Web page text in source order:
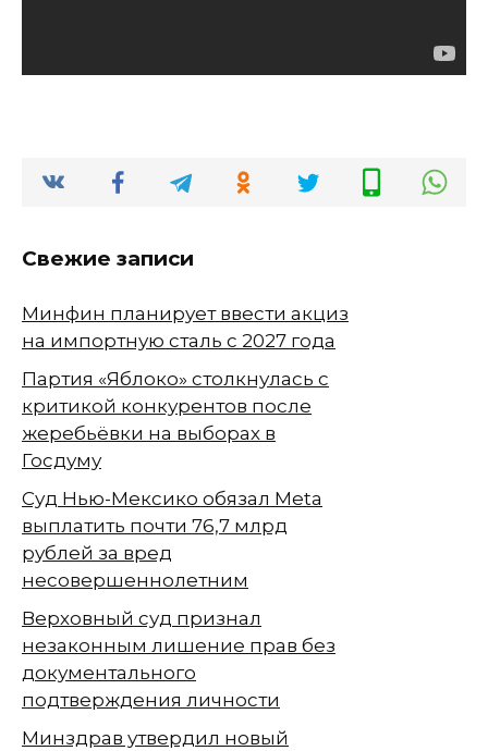
Свежие записи
Минфин планирует ввести акциз
на импортную сталь с 2027 года
Партия «Яблоко» столкнулась с
критикой конкурентов после
жеребьёвки на выборах в
Госдуму
Суд Нью-Мексико обязал Meta
выплатить почти 76,7 млрд
рублей за вред
несовершеннолетним
Верховный суд признал
незаконным лишение прав без
документального
подтверждения личности
Минздрав утвердил новый